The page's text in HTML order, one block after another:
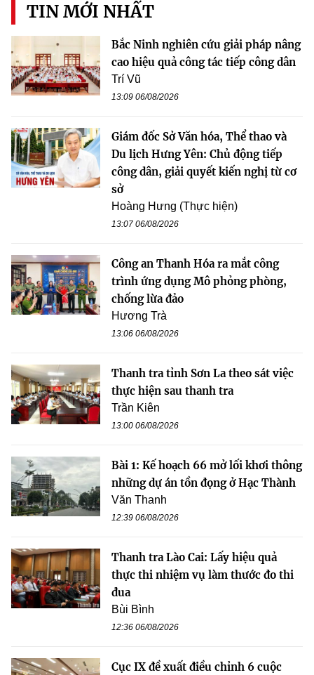
TIN MỚI NHẤT
Bắc Ninh nghiên cứu giải pháp nâng
cao hiệu quả công tác tiếp công dân
Trí Vũ
13:09 06/08/2026
Giám đốc Sở Văn hóa, Thể thao và
Du lịch Hưng Yên: Chủ động tiếp
công dân, giải quyết kiến nghị từ cơ
sở
Hoàng Hưng (Thực hiện)
13:07 06/08/2026
Công an Thanh Hóa ra mắt công
trình ứng dụng Mô phỏng phòng,
chống lừa đảo
Hương Trà
13:06 06/08/2026
Thanh tra tỉnh Sơn La theo sát việc
thực hiện sau thanh tra
Trần Kiên
13:00 06/08/2026
Bài 1: Kế hoạch 66 mở lối khơi thông
những dự án tồn đọng ở Hạc Thành
Văn Thanh
12:39 06/08/2026
Thanh tra Lào Cai: Lấy hiệu quả
thực thi nhiệm vụ làm thước đo thi
đua
Bùi Bình
12:36 06/08/2026
Cục IX đề xuất điều chỉnh 6 cuộc